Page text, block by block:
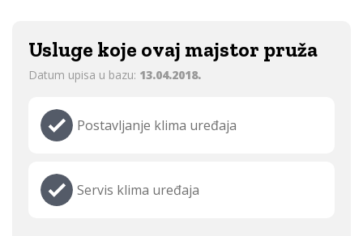
Usluge koje ovaj majstor pruža
Datum upisa u bazu: 13.04.2018.
Postavljanje klima uređaja
Servis klima uređaja